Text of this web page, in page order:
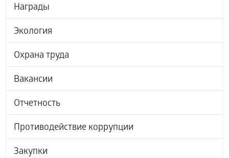
Награды
Экология
Охрана труда
Вакансии
Отчетность
Противодействие коррупции
Закупки